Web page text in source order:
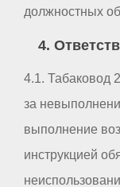
должностных
4.
4.1. Табаковод
за
выполнение
инструкцией